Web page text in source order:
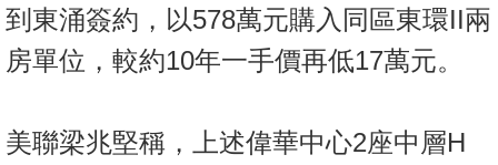
地
產
新
數
到東涌簽約，以578萬元購入同區東環II兩
房單位，較約10年一手價再低17萬元。
美聯梁兆堅稱，上述偉華中心2座中層H